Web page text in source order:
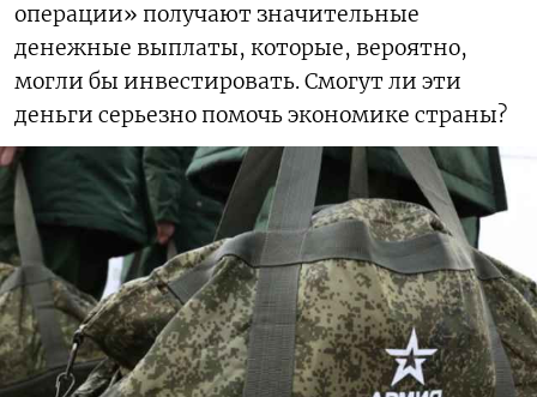
операции» получают значительные
денежные выплаты, которые, вероятно,
могли бы инвестировать. Смогут ли эти
деньги серьезно помочь экономике страны?